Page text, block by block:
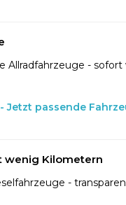
Allradfahrzeuge -
Jetzt passende
wenig Kilometern
-